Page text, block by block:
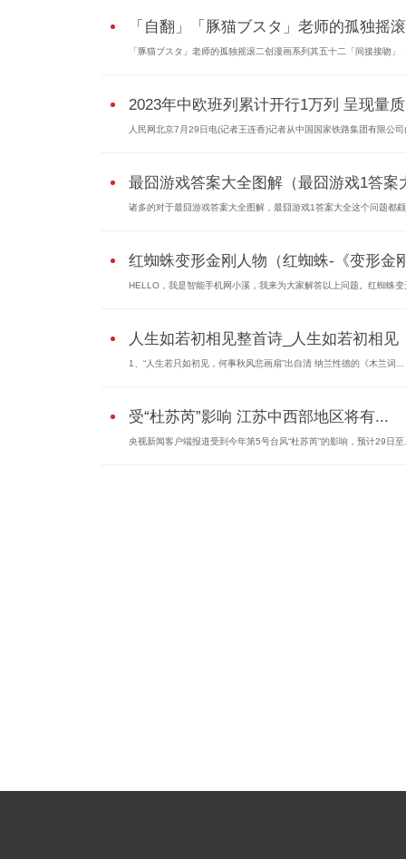
「自翻」「豚猫ブスタ」老师的孤独摇
「豚猫ブスタ」老师的孤独摇滚二创漫画系列其五十二「间接接吻」
2023年中欧班列累计开行1万列 呈现量
人民网北京7月29日电(记者王连香)记者从中国国家铁路集团有限公司
最囧游戏答案大全图解（最囧游戏1答案
诸多的对于最囧游戏答案大全图解，最囧游戏1答案大全这个问题都
红蜘蛛变形金刚人物（红蜘蛛-《变形金
HELLO，我是智能手机网小溪，我来为大家解答以上问题。红蜘蛛变
人生如若初相见整首诗_人生如若初相见
1、“人生若只如初见，何事秋风悲画扇”出自清 纳兰性德的《木兰词...
受“杜苏芮”影响 江苏中西部地区将有...
央视新闻客户端报道受到今年第5号台风“杜苏芮”的影响，预计29日至